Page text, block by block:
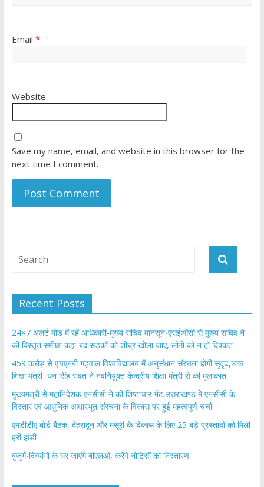
Email *
Website
Save my name, email, and website in this browser for the
next time I comment.
Recent Posts
24×7 अलर्ट मोड में रहें अधिकारी-मुख्य सचिव मानसून-एसईओसी से मुख्य सचिव ने
की विस्तृत समीक्षा कहा-बंद सड़कों को शीघ्र खोला जाए, लोगों को न हो दिक्कत
459 करोड़ से एचएनबी गढ़वाल विश्वविद्यालय में अनुसंधान संरचना होगी सुदृढ,उच्च
शिक्षा मंत्री धन सिंह रावत ने नवनियुक्त केन्द्रीय शिक्षा मंत्री से की मुलाकात
मुख्यमंत्री से महानिदेशक एनसीसी ने की शिष्टाचार भेंट,उत्तराखण्ड में एनसीसी के
विस्तार एवं आधुनिक आधारभूत संरचना के विकास पर हुई महत्वपूर्ण चर्चा
एमडीडीए बोर्ड बैठक, देहरादून और मसूरी के विकास के लिए 25 बड़े प्रस्तावों को मिली
हरी झंडी
बुजुर्ग-दिव्यांगों के घर जाएंगे बीएलओ, करेंगे नोटिसों का निस्तारण